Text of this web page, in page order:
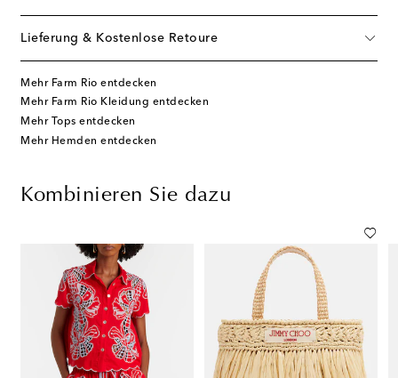
Lieferung & Kostenlose Retoure
Mehr Farm Rio entdecken
Mehr Farm Rio Kleidung entdecken
Mehr Tops entdecken
Mehr Hemden entdecken
Kombinieren Sie dazu